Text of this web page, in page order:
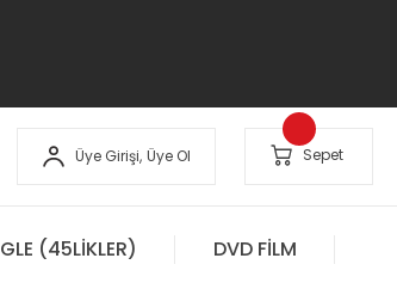
Üye Girişi, Üye Ol Sepet
(45LİKLER) DVD FİLM